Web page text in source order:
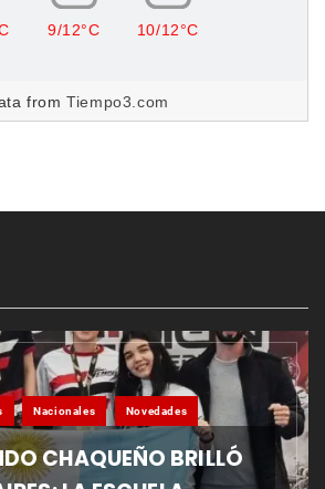
9/12°C 10/12°C
fromTiempo3.com
Nacionales Novedades
CHAQUEÑO BRILLÓ